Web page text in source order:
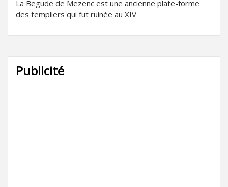
La Begude de Mezenc est une ancienne plate-forme
des templiers qui fut ruinée au XIV
Publicité